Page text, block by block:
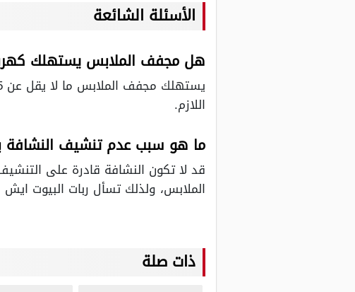
الأسئلة الشائعة
هل مجفف الملابس يستهلك
اللازم.
ما هو سبب عدم تنشيف
قد لا تكون النشافة قادرة على
الملابس، ولذلك تسأل ربات البيوت
ذات صلة